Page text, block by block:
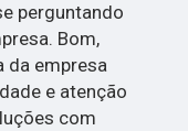
perguntando
Bom,
da empresa
e atenção
com